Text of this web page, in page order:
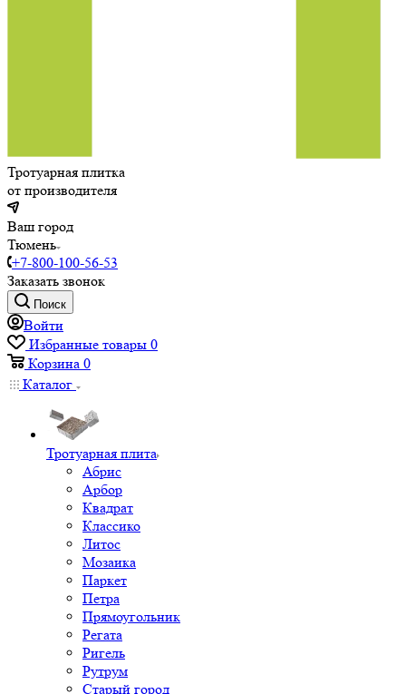
Тротуарная плитка
от производителя
Ваш город
Тюмень
+7-800-100-56-53
Заказать звонок
Поиск
Войти
Избранные товары 0
Корзина 0
Каталог
Тротуарная плита
Абрис
Арбор
Квадрат
Классико
Литос
Мозаика
Паркет
Петра
Прямоугольник
Регата
Ригель
Рутрум
Старый город